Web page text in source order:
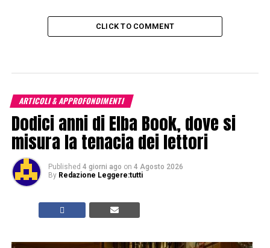
CLICK TO COMMENT
ARTICOLI & APPROFONDIMENTI
Dodici anni di Elba Book, dove si
misura la tenacia dei lettori
Published 4 giorni ago on 4 Agosto 2026
By Redazione Leggere:tutti